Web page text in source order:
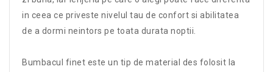
in ceea ce priveste nivelul tau de confort si abilitatea
de a dormi neintors pe toata durata noptii.
Bumbacul finet este un tip de material des folosit la